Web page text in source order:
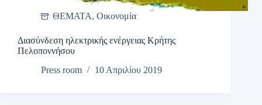
ΘΕΜΑΤΑ, Οικονομία
Διασύνδεση ηλεκτρικής ενέργειας Κρήτης
Πελοποννήσου
Press room
10 Απριλίου 2019